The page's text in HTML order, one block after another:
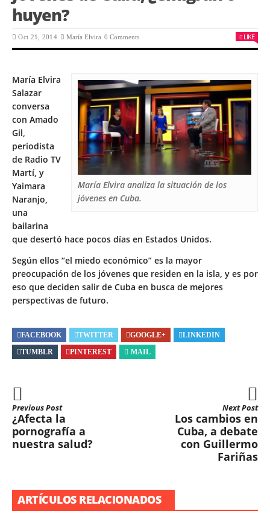
huyen?
Oct 21, 2014 María Elvira 0 Comments LIKE
María Elvira analiza la situación de los
jóvenes en Cuba.
María Elvira
Salazar
conversa
con Amado
Gil,
periodista
de Radio TV
Martí, y
Yaimara
Naranjo,
una
bailarina
que desertó hace pocos días en Estados Unidos.
Según ellos “el miedo económico” es la mayor
preocupación de los jóvenes que residen en la isla, y es por
eso que deciden salir de Cuba en busca de mejores
perspectivas de futuro.
FACEBOOK TWITTER GOOGLE+
LINKEDIN
TUMBLR
PINTEREST MAIL
Previous Post
¿Afecta la
pornografía a
nuestra salud?
Next Post
Los cambios en
Cuba, a debate
con Guillermo
Fariñas
ARTÍCULOS RELACIONADOS